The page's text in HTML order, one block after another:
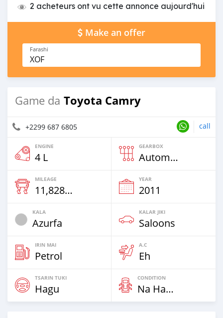
2 acheteurs ont vu cette annonce aujourd'hui
Make an offer
Farashi
XOF
Game da Toyota Camry
+2299 687 6805 call
ENGINE
4 L
GEARBOX
Automatic
MILEAGE
11,828 Km
YEAR
2011
KALA
Azurfa
KALAR JIKI
Saloons
IRIN MAI
Petrol
A.C
Eh
TSARIN TUKI
Hagu
CONDITION
Na Hannu